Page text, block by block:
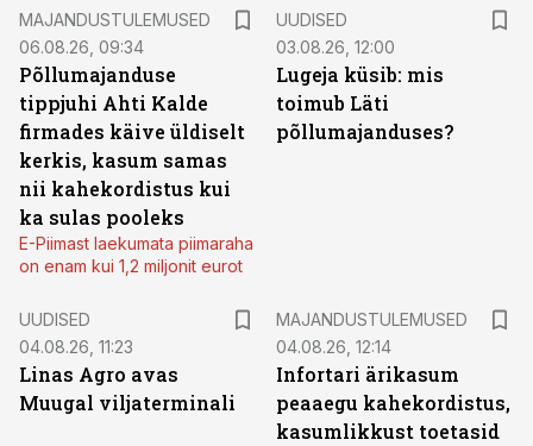
MAJANDUSTULEMUSED
06.08.26, 09:34
Põllumajanduse
tippjuhi Ahti Kalde
firmades käive üldiselt
kerkis, kasum samas
nii kahekordistus kui
ka sulas pooleks
E-Piimast laekumata piimaraha
on enam kui 1,2 miljonit eurot
UUDISED
03.08.26, 12:00
Lugeja küsib: mis
toimub Läti
põllumajanduses?
UUDISED
04.08.26, 11:23
Linas Agro avas
Muugal viljaterminali
MAJANDUSTULEMUSED
04.08.26, 12:14
Infortari ärikasum
peaaegu kahekordistus,
kasumlikkust toetasid